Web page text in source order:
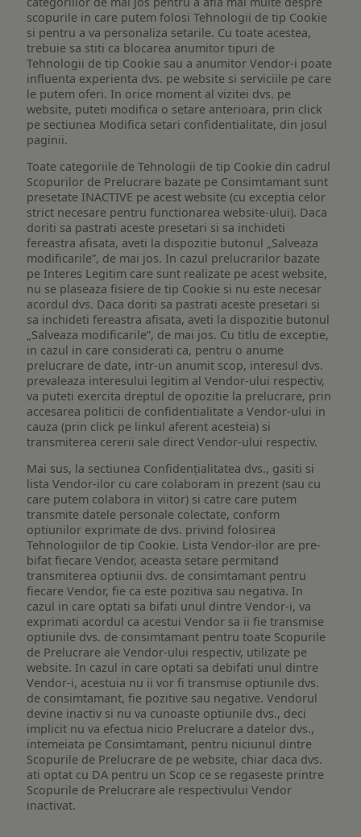
scopurile in care putem folosi Tehnologii de tip Cookie
si pentru a va personaliza setarile. Cu toate acestea,
trebuie sa stiti ca blocarea anumitor tipuri de
Tehnologii de tip Cookie sau a anumitor Vendor-i poate
influenta experienta dvs. pe website si serviciile pe care
le putem oferi. In orice moment al vizitei dvs. pe
website, puteti modifica o setare anterioara, prin click
pe sectiunea Modifica setari confidentialitate, din josul
paginii.
Toate categoriile de Tehnologii de tip Cookie din cadrul
Scopurilor de Prelucrare bazate pe Consimtamant sunt
presetate INACTIVE pe acest website (cu exceptia celor
strict necesare pentru functionarea website-ului). Daca
doriti sa pastrati aceste presetari si sa inchideti
fereastra afisata, aveti la dispozitie butonul „Salveaza
modificarile”, de mai jos. In cazul prelucrarilor bazate
pe Interes Legitim care sunt realizate pe acest website,
nu se plaseaza fisiere de tip Cookie si nu este necesar
acordul dvs. Daca doriti sa pastrati aceste presetari si
sa inchideti fereastra afisata, aveti la dispozitie butonul
„Salveaza modificarile”, de mai jos. Cu titlu de exceptie,
in cazul in care considerati ca, pentru o anume
prelucrare de date, intr-un anumit scop, interesul dvs.
prevaleaza interesului legitim al Vendor-ului respectiv,
va puteti exercita dreptul de opozitie la prelucrare, prin
accesarea politicii de confidentialitate a Vendor-ului in
cauza (prin click pe linkul aferent acesteia) si
transmiterea cererii sale direct Vendor-ului respectiv.
Mai sus, la sectiunea Confidențialitatea dvs., gasiti si
lista Vendor-ilor cu care colaboram in prezent (sau cu
care putem colabora in viitor) si catre care putem
transmite datele personale colectate, conform
optiunilor exprimate de dvs. privind folosirea
Tehnologiilor de tip Cookie. Lista Vendor-ilor are pre-
bifat fiecare Vendor, aceasta setare permitand
transmiterea optiunii dvs. de consimtamant pentru
fiecare Vendor, fie ca este pozitiva sau negativa. In
cazul in care optati sa bifati unul dintre Vendor-i, va
exprimati acordul ca acestui Vendor sa ii fie transmise
optiunile dvs. de consimtamant pentru toate Scopurile
de Prelucrare ale Vendor-ului respectiv, utilizate pe
website. In cazul in care optati sa debifati unul dintre
Vendor-i, acestuia nu ii vor fi transmise optiunile dvs.
de consimtamant, fie pozitive sau negative. Vendorul
devine inactiv si nu va cunoaste optiunile dvs., deci
implicit nu va efectua nicio Prelucrare a datelor dvs.,
intemeiata pe Consimtamant, pentru niciunul dintre
Scopurile de Prelucrare de pe website, chiar daca dvs.
ati optat cu DA pentru un Scop ce se regaseste printre
Scopurile de Prelucrare ale respectivului Vendor
inactivat.